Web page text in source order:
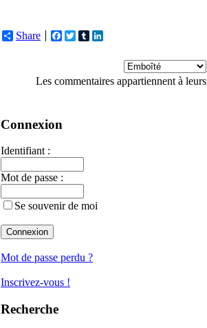
Share Facebook
TwitterTumblr
Les commentaires appartiennent à
Connexion
Identifiant :
Mot de passe :
Se souvenir de moi
Mot de passe perdu ?
Inscrivez-vous !
Recherche